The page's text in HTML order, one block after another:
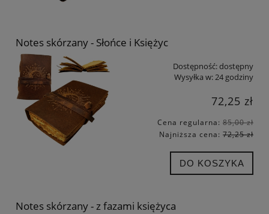
Notes skórzany - Słońce i Księżyc
Dostępność:dostępny
Wysyłka w:24 godziny
72,25 zł
Cena regularna: 85,00 zł
Najniższa cena: 72,25 zł
DO KOSZYKA
Notes skórzany - z fazami księżyca